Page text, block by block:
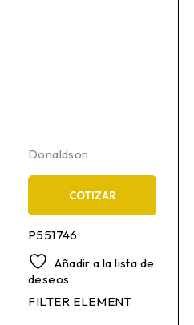
Donaldson
COTIZAR
P551746
Añadir a la lista de
deseos
FILTER ELEMENT